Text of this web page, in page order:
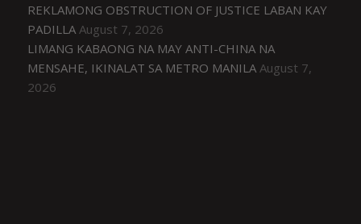
REKLAMONG OBSTRUCTION OF JUSTICE LABAN KAY
PADILLA August 7, 2026
LIMANG KABAONG NA MAY ANTI-CHINA NA
MENSAHE, IKINALAT SA METRO MANILA August 7,
2026